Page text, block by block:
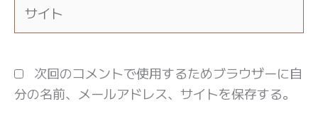
次回のコメントで使用するためブラウザーに自
分の名前、メールアドレス、サイトを保存する。